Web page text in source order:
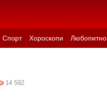
Спорт Хороскопи Любопитно
14 592